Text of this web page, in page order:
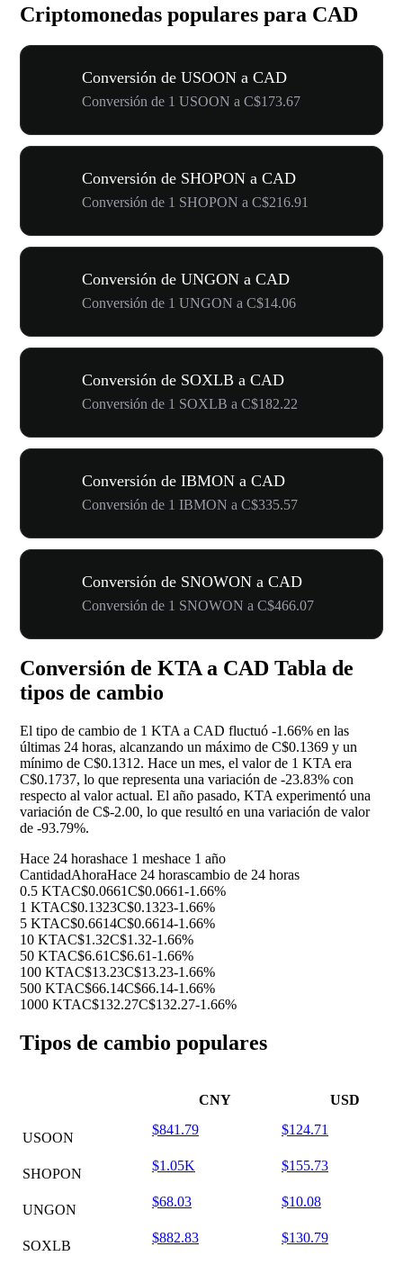
Criptomonedas populares para CAD
Conversión de USOON a CAD
Conversión de 1 USOON a C$173.67
Conversión de SHOPON a CAD
Conversión de 1 SHOPON a C$216.91
Conversión de UNGON a CAD
Conversión de 1 UNGON a C$14.06
Conversión de SOXLB a CAD
Conversión de 1 SOXLB a C$182.22
Conversión de IBMON a CAD
Conversión de 1 IBMON a C$335.57
Conversión de SNOWON a CAD
Conversión de 1 SNOWON a C$466.07
Conversión de KTA a CAD Tabla de
tipos de cambio
El tipo de cambio de 1 KTA a CAD fluctuó -1.66% en las
últimas 24 horas, alcanzando un máximo de C$0.1369 y un
mínimo de C$0.1312. Hace un mes, el valor de 1 KTA era
C$0.1737, lo que representa una variación de -23.83% con
respecto al valor actual. El año pasado, KTA experimentó una
variación de C$-2.00, lo que resultó en una variación de valor
de -93.79%.
Hace 24 horashace 1 meshace 1 año
CantidadAhoraHace 24 horascambio de 24 horas
0.5 KTAC$0.0661C$0.0661-1.66%
1 KTAC$0.1323C$0.1323-1.66%
5 KTAC$0.6614C$0.6614-1.66%
10 KTAC$1.32C$1.32-1.66%
50 KTAC$6.61C$6.61-1.66%
100 KTAC$13.23C$13.23-1.66%
500 KTAC$66.14C$66.14-1.66%
1000 KTAC$132.27C$132.27-1.66%
Tipos de cambio populares
CNY USD
USOON
$841.79 $124.71
SHOPON
$1.05K $155.73
UNGON
$68.03 $10.08
SOXLB
$882.83 $130.79